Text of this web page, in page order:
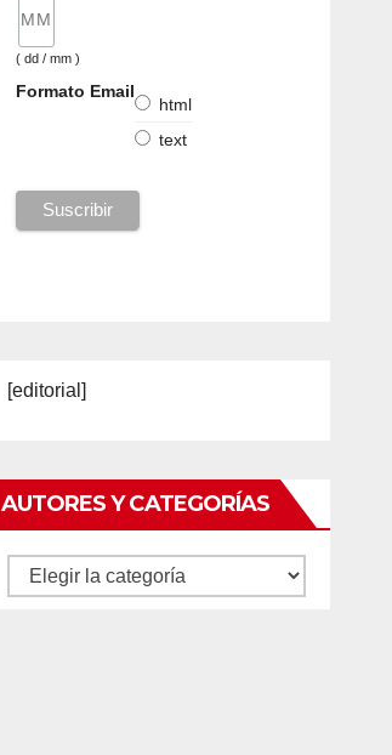
( dd / mm )
Formato Email
html
text
[editorial]
AUTORES Y CATEGORÍAS
Autores